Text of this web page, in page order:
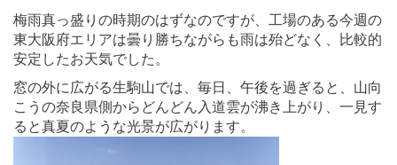
梅雨真っ盛りの時期のはずなのですが、工場のある今週の
東大阪府エリアは曇り勝ちながらも雨は殆どなく、比較的
安定したお天気でした。
窓の外に広がる生駒山では、毎日、午後を過ぎると、山向
こうの奈良県側からどんどん入道雲が沸き上がり、一見す
ると真夏のような光景が広がります。